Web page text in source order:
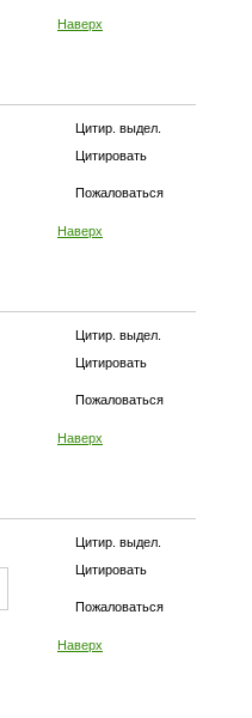
Наверх
Цитир. выдел.
Цитировать
Пожаловаться
Наверх
Цитир. выдел.
Цитировать
Пожаловаться
Наверх
Цитир. выдел.
Цитировать
Пожаловаться
Наверх